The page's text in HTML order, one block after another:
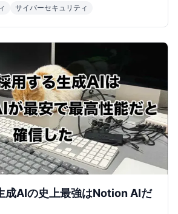
サイバーセキュリティ
成AIの史上最強はNotion AIだ